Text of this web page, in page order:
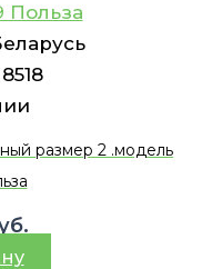
Польза
8518
размер 2 .модель